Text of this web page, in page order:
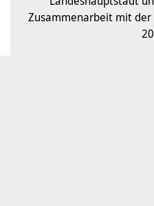
Zusammenarbeit mit